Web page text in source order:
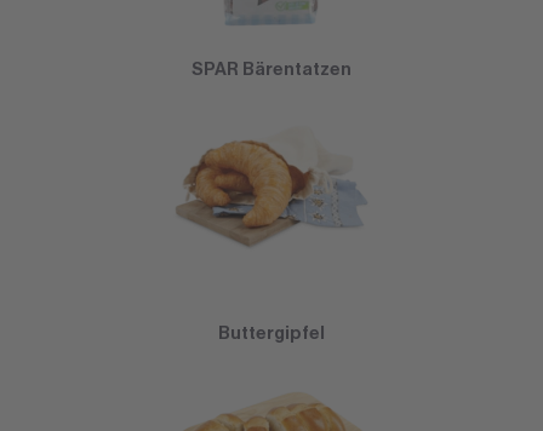
SPAR Bärentatzen
Buttergipfel